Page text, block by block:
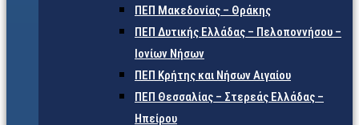
ΠΕΠ Μακεδονίας – Θράκης
ΠΕΠ Δυτικής Ελλάδας – Πελοποννήσου –
Ιονίων Νήσων
ΠΕΠ Κρήτης και Νήσων Αιγαίου
ΠΕΠ Θεσσαλίας – Στερεάς Ελλάδας –
Ηπείρου